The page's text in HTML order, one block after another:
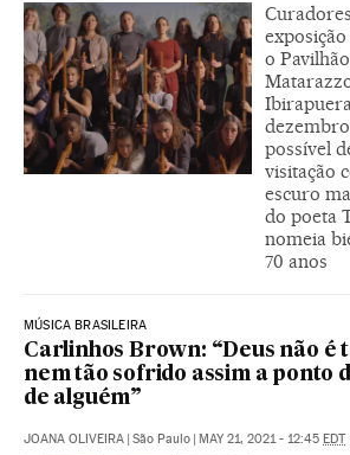
o
possível
visitação
escuro
do poeta
nomeia
70 anos
MÚSICA BRASILEIRA
Carlinhos Brown: “Deus não é
nem tão sofrido assim a ponto
de alguém”
JOANA OLIVEIRA | São Paulo | MAY 21, 2021 - 12:45 EDT